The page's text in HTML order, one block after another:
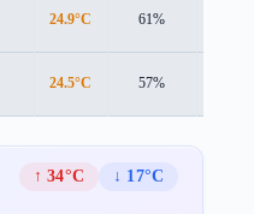
24.9°C 61%
24.5°C 57%
↑ 34°C
↓ 17°C